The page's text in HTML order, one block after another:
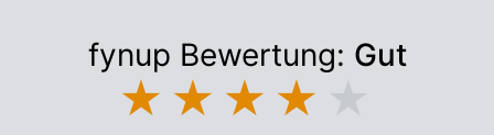
fynup Bewertung: Gut
★ ★ ★ ★